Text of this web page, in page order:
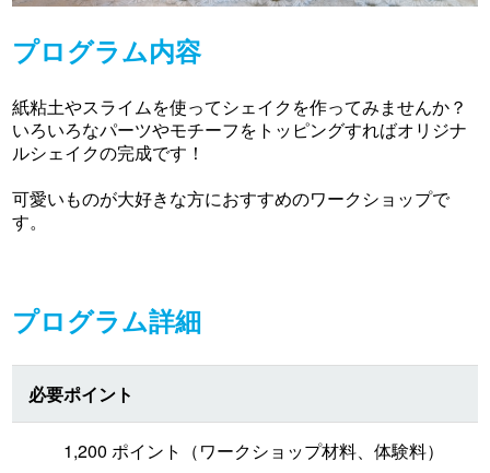
プログラム内容
紙粘土やスライムを使ってシェイクを作ってみませんか？
いろいろなパーツやモチーフをトッピングすればオリジナ
ルシェイクの完成です！
可愛いものが大好きな方におすすめのワークショップで
す。
プログラム詳細
必要ポイント
1,200 ポイント（ワークショップ材料、体験料）